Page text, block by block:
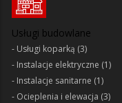
Usługi budowlane
Usługi koparką (3)
Instalacje elektryczne (1)
Instalacje sanitarne (1)
Ocieplenia i elewacja (3)